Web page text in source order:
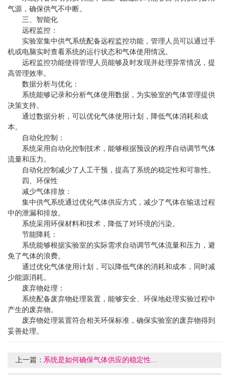
气源，确保供气不中断。
三、智能化
远程监控：
实验室集中供气系统配备远程监控功能，管理人员可以通过手
机或电脑实时查看系统的运行状态和气体使用情况。
远程监控功能使得管理人员能够及时发现并处理异常情况，提
高管理效率。
数据分析与优化：
系统能够记录和分析气体使用数据，为实验室的气体管理提供
决策支持。
通过数据分析，可以优化气体使用计划，降低气体消耗和成
本。
自动化控制：
系统采用自动化控制技术，能够根据预设的程序自动调节气体
流量和压力。
自动化控制减少了人工干预，提高了系统的稳定性和可靠性。
四、环保性
减少气体排放：
集中供气系统通过优化气体供应方式，减少了气体在输送过程
中的泄漏和排放。
系统采用环保材料和技术，降低了对环境的污染。
节能降耗：
系统能够根据实验室的实际需求自动调节气体流量和压力，避
免了气体的浪费。
通过优化气体使用计划，可以降低气体的消耗和成本，同时减
少能源消耗。
废弃物处理：
系统配备废弃物处理装置，能够安全、环保地处理实验过程中
产生的废弃物。
废弃物处理装置符合相关环保标准，确保实验室的废弃物得到
妥善处理。
上一篇： 系统是如何确保气体供应的稳定性...